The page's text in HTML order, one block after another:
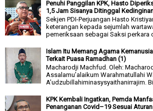
Penuhi Panggilan KPK, Hasto
1,5 Jam Sisanya Ditinggal
Sekjen PDI-Perjuangan Hasto
keterangan kepada sejumlah
pemeriksaan sebagai Saksi perkara
Islam Itu Memang Agama
Terkait Puasa Ramadhan (1)
Macharodji Machfud. Oleh:
Assalamu’alaikum Warahmatullahi
A’udzubillahiminasysyaithanirrajim.
KPK Kembali Ingatkan, Pemda
Penanganan Covid–19 Sesuai Aturan